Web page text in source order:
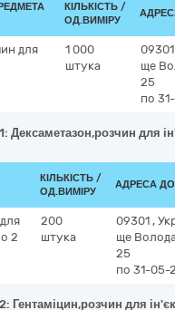
КІЛЬКІСТЬ /
ОД.ВИМІРУ
для
1 000
штука
09301
ще
25
по
Дексаметазон,розчин для
КІЛЬКІСТЬ /
ОД.ВИМІРУ
АДРЕСА
2
200
штука
09301 ,
ще
25
по 31-05-
Гентаміцин,розчин для